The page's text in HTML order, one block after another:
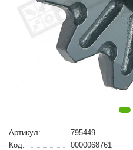
Артикул:
795449
Код:
0000068761